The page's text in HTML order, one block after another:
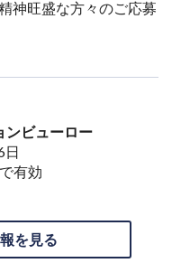
神旺盛な方々のご応募
ンビューロー
日
有効
を見る